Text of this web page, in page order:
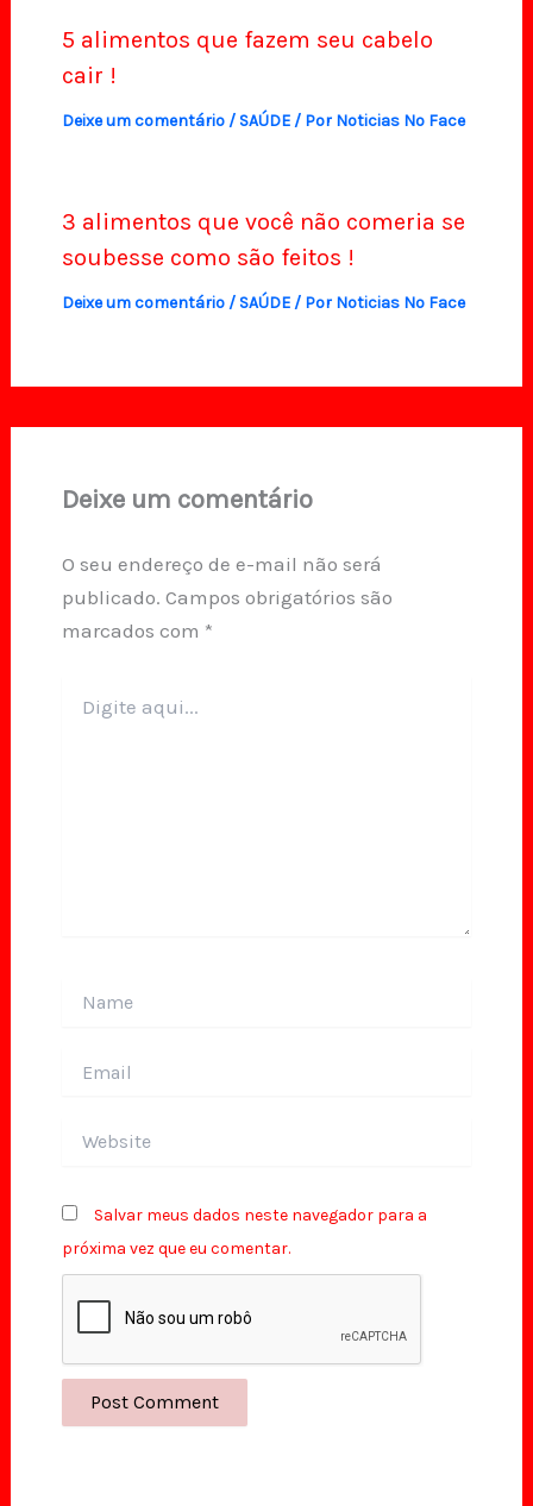
5 alimentos que fazem seu cabelo
cair !
Deixe um comentário / SAÚDE/ Por Noticias No Face
3 alimentos que você não comeria se
soubesse como são feitos !
Deixe um comentário / SAÚDE/ Por Noticias No Face
Deixe um comentário
O seu endereço de e-mail não será
publicado. Campos obrigatórios são
marcados com *
aqui...
Salvar meus dados neste navegador para a
próxima vez que eu comentar.